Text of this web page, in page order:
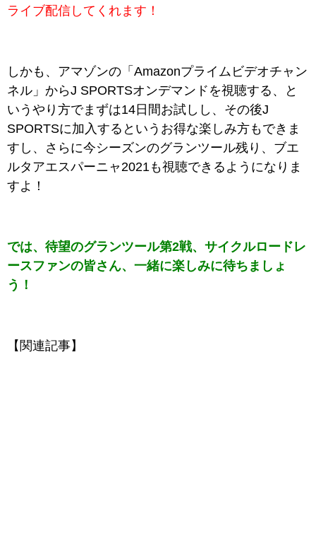
ライブ配信してくれます！
しかも、アマゾンの「Amazonプライムビデオチャン
ネル」からJ SPORTSオンデマンドを視聴する、と
いうやり方でまずは14日間お試しし、その後J
SPORTSに加入するというお得な楽しみ方もできま
すし、さらに今シーズンのグランツール残り、ブエ
ルタアエスパーニャ2021も視聴できるようになりま
すよ！
では、待望のグランツール第2戦、サイクルロードレ
ースファンの皆さん、一緒に楽しみに待ちましょ
う！
【関連記事】